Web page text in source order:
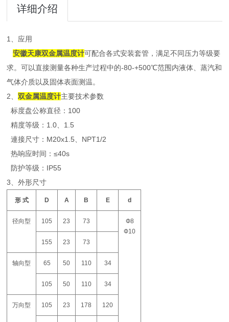
详细介绍
1、应用
安徽天康双金属温度计可配合各式安装套管，满足不同压力等级要
求。可以直接测量各种生产过程中的-80-+500℃范围内液体、蒸汽和
气体介质以及固体表面测温。
2、双金属温度计主要技术参数
标度盘公称直径：100
精度等级：1.0、1.5
連接尺寸：M20x1.5、NPT1/2
热响应时间：≤40s
防护等级：IP55
3、外形尺寸
形 式 D A B E d
径向型 105 23 73
Ф8
Ф10
155
23 73
轴向型 65 50 110 34
105 50 110 34
万向型 105 23 178 120